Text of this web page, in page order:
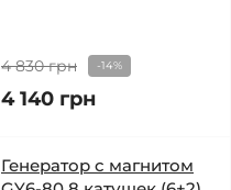
4 830 грн -14%
4 140 грн
Генератор с магнитом